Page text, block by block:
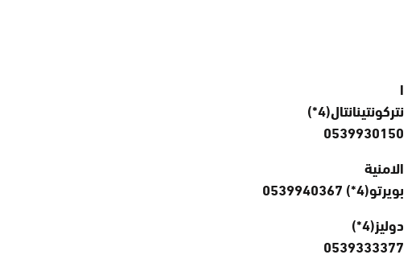
ا
نتركونتينانتال(4*)
0539930150
الامنية
بويرتو(4*) 0539940367
دوليز(4*)
0539333377